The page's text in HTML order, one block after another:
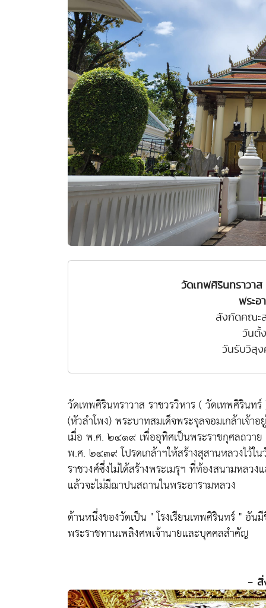
วัดเทพศิรินทราวา
พระอ
สังกัดคณะ
วันตั้
วันรับวิสุ
วัดเทพศิรินทราวาส ราชวรวิหาร ( วัดเทพศิริน
(หัวลำโพง) พระบาทสมเด็จพระจุลจอมเกล้าเจ้า
เมื่อ พ.ศ. ๒๔๑๙ เพื่ออุทิศเป็นพระราชกุศลถวา
พ.ศ. ๒๔๓๙ โปรดเกล้าฯให้สร้างสุสานหลวงไว้
ราชวงศ์ซึ่งไม่ได้สร้างพระเมรุฯ ที่ท้องสนามหลว
แล้วจะไม่มีฌาปนสถานในพระอารามหลวง
ด้านหนึ่งของวัดเป็น " โรงเรียนเทพศิรินทร์ " อัน
พระราชทานเพลิงศพเจ้านายและบุคคลสำคัญ
- สิ่